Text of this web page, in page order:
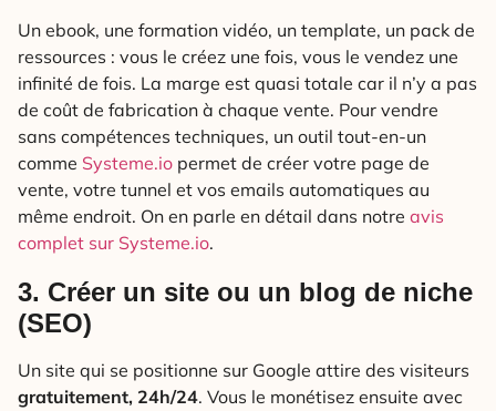
Un ebook, une formation vidéo, un template, un pack de
ressources : vous le créez une fois, vous le vendez une
infinité de fois. La marge est quasi totale car il n’y a pas
de coût de fabrication à chaque vente. Pour vendre
sans compétences techniques, un outil tout-en-un
comme Systeme.io permet de créer votre page de
vente, votre tunnel et vos emails automatiques au
même endroit. On en parle en détail dans notre avis
complet sur Systeme.io.
3. Créer un site ou un blog de niche
(SEO)
Un site qui se positionne sur Google attire des visiteurs
gratuitement, 24h/24. Vous le monétisez ensuite avec